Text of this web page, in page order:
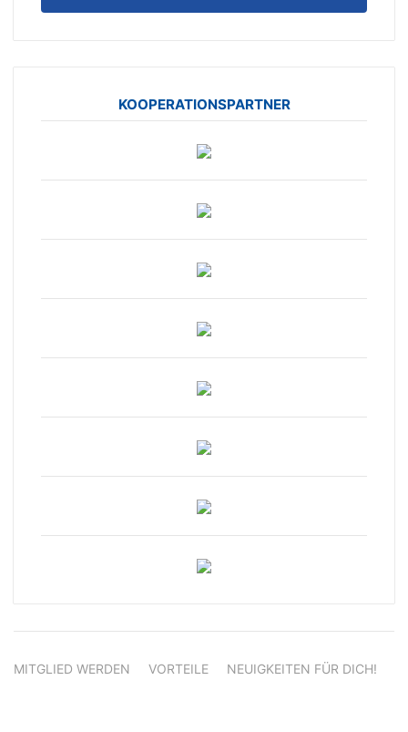
KOOPERATIONSPARTNER
MITGLIED WERDEN VORTEILE NEUIGKEITEN FÜR DICH!